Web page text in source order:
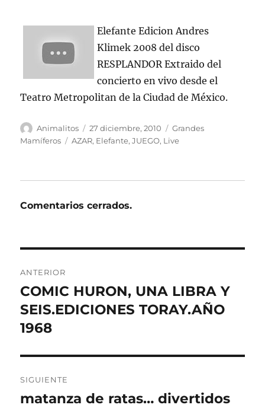
Elefante Edicion Andres
Klimek 2008 del disco
RESPLANDOR Extraido del
concierto en vivo desde el
Teatro Metropolitan de la Ciudad de México.
Autor
Animalitos
Publicado
el
27 diciembre, 2010 Categorías
Grandes
Mamíferos
Etiquetas
AZAR, Elefante,JUEGO, Live
Comentarios cerrados.
de
entradas
ANTERIOR
Entrada
anterior:
COMIC HURON, UNA LIBRA Y
SEIS.EDICIONES TORAY.AÑO
1968
SIGUIENTE
Entrada
matanza de ratas… divertidos